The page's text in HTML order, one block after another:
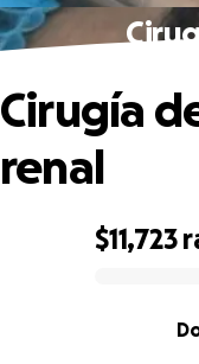
$11,723
Cirugía
renal